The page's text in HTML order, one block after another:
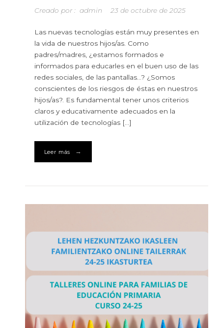
Creado por : admin 23 de octubre de 2025
Las nuevas tecnologías están muy presentes en
la vida de nuestros hijos/as. Como
padres/madres, ¿estamos formados e
informados para educarles en el buen uso de las
redes sociales, de las pantallas…? ¿Somos
conscientes de los riesgos de éstas en nuestros
hijos/as?. Es fundamental tener unos criterios
claros y educativamente adecuados en la
utilización de tecnologías […]
Leer más →